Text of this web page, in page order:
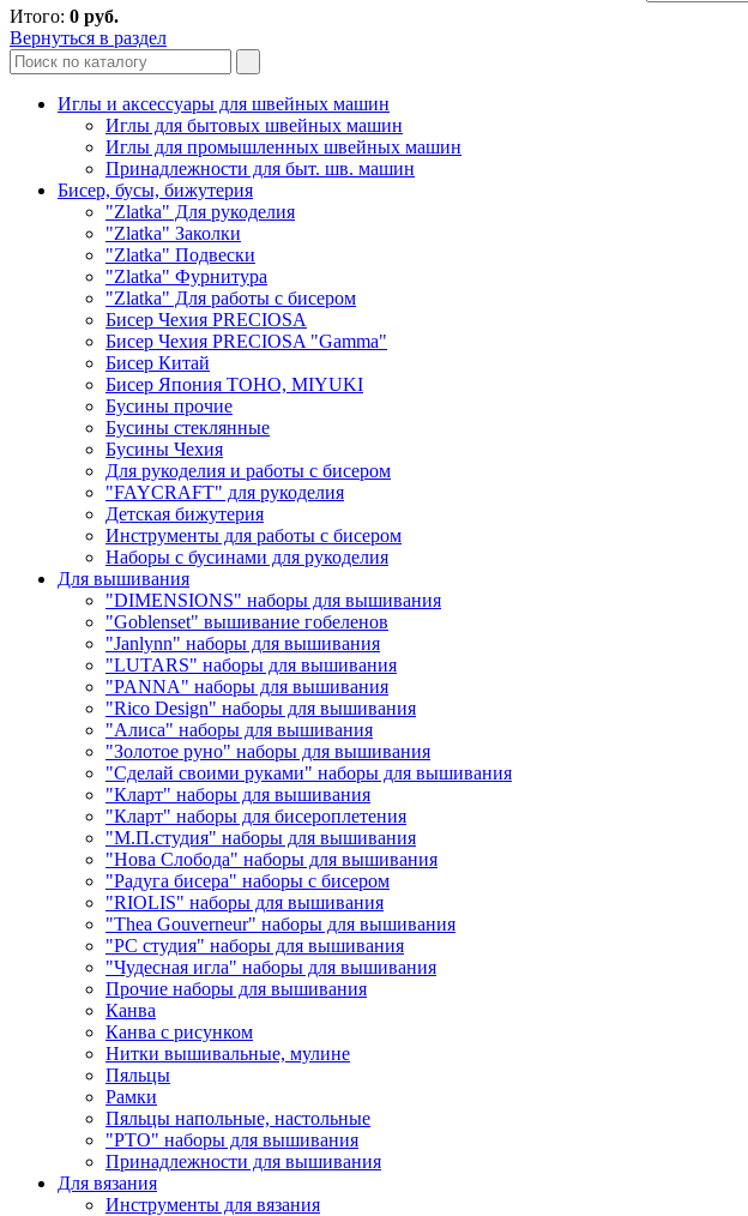
Итого: 0 руб.
Вернуться в раздел
Иглы и аксессуары для швейных машин
Иглы для бытовых швейных машин
Иглы для промышленных швейных машин
Принадлежности для быт. шв. машин
Бисер, бусы, бижутерия
"Zlatka" Для рукоделия
"Zlatka" Заколки
"Zlatka" Подвески
"Zlatka" Фурнитура
"Zlatka" Для работы с бисером
Бисер Чехия PRECIOSA
Бисер Чехия PRECIOSA "Gamma"
Бисер Китай
Бисер Япония TOHO, MIYUKI
Бусины прочие
Бусины стеклянные
Бусины Чехия
Для рукоделия и работы с бисером
"FAYCRAFT" для рукоделия
Детская бижутерия
Инструменты для работы с бисером
Наборы с бусинами для рукоделия
Для вышивания
"DIMENSIONS" наборы для вышивания
"Goblenset" вышивание гобеленов
"Janlynn" наборы для вышивания
"LUTARS" наборы для вышивания
"PANNA" наборы для вышивания
"Rico Design" наборы для вышивания
"Алиса" наборы для вышивания
"Золотое руно" наборы для вышивания
"Сделай своими руками" наборы для вышивания
"Кларт" наборы для вышивания
"Кларт" наборы для бисероплетения
"М.П.студия" наборы для вышивания
"Нова Слобода" наборы для вышивания
"Радуга бисера" наборы с бисером
"RIOLIS" наборы для вышивания
"Thea Gouverneur" наборы для вышивания
"РС студия" наборы для вышивания
"Чудесная игла" наборы для вышивания
Прочие наборы для вышивания
Канва
Канва с рисунком
Нитки вышивальные, мулине
Пяльцы
Рамки
Пяльцы напольные, настольные
"РТО" наборы для вышивания
Принадлежности для вышивания
Для вязания
Инструменты для вязания